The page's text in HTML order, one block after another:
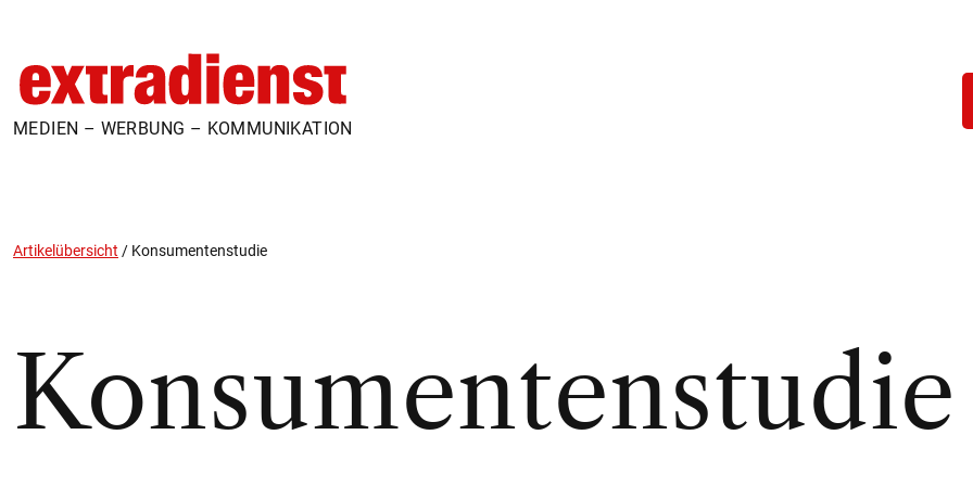
MEDIEN – WERBUNG – KOMMUNIKATION
Artikelübersicht / Konsumentenstudie
Konsumentenstudie